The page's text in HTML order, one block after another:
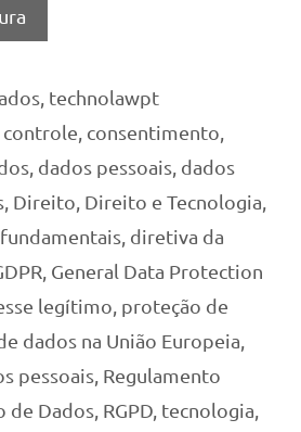
, technolawpt
, consentimento,
, dados pessoais, dados
, Direito, Direito e Tecnologia,
, diretiva da
, General Data Protection
legítimo, proteção de
dados na União Europeia,
pessoais, Regulamento
de Dados, RGPD, tecnologia,